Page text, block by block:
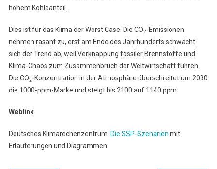
hohem Kohleanteil.
Dies ist für das Klima der Worst Case. Die CO2-Emissionen
nehmen rasant zu, erst am Ende des Jahrhunderts schwächt
sich der Trend ab, weil Verknappung fossiler Brennstoffe und
Klima-Chaos zum Zusammenbruch der Weltwirtschaft führen.
Die CO2-Konzentration in der Atmosphäre überschreitet um 2090
die 1000-ppm-Marke und steigt bis 2100 auf 1140 ppm.
Weblink
Deutsches Klimarechenzentrum: Die SSP-Szenarien mit
Erläuterungen und Diagrammen